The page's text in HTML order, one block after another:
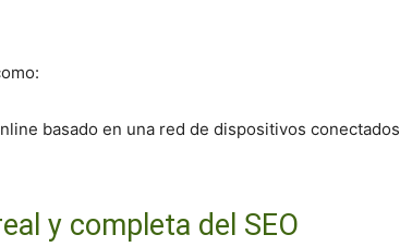
basado en una red de dispositivos conectados
y completa del SEO